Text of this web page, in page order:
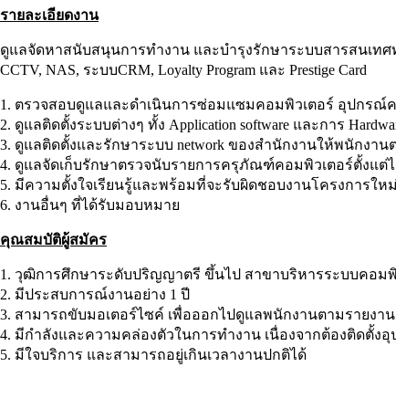
รายละเอียดงาน
ดูแลจัดหาสนับสนุนการทำงาน และบำรุงรักษาระบบสารสนเทศทั้ง
CCTV, NAS, ระบบCRM, Loyalty Program และ Prestige Card
1. ตรวจสอบดูแลและดำเนินการซ่อมแซมคอมพิวเตอร์ อุปกร
2. ดูแลติดตั้งระบบต่างๆ ทั้ง Application software และการ
3. ดูแลติดตั้งและรักษาระบบ network ของสำนักงานให้พนักงา
4. ดูแลจัดเก็บรักษาตรวจนับรายการครุภัณฑ์คอมพิวเตอร์ตั้งแ
5. มีความตั้งใจเรียนรู้และพร้อมที่จะรับผิดชอบงานโครงการใ
6. งานอื่นๆ ที่ได้รับมอบหมาย
คุณสมบัติผู้สมัคร
1. วุฒิการศึกษาระดับปริญญาตรี ขึ้นไป สาขาบริหารระบบคอมพิ
2. มีประสบการณ์งานอย่าง 1 ปี
3. สามารถขับมอเตอร์ไซค์ เพื่อออกไปดูแลพนักงานตามรายงาน
4. มีกำลังและความคล่องตัวในการทำงาน เนื่องจากต้องติดตั้ง
5. มีใจบริการ และสามารถอยู่เกินเวลางานปกติได้